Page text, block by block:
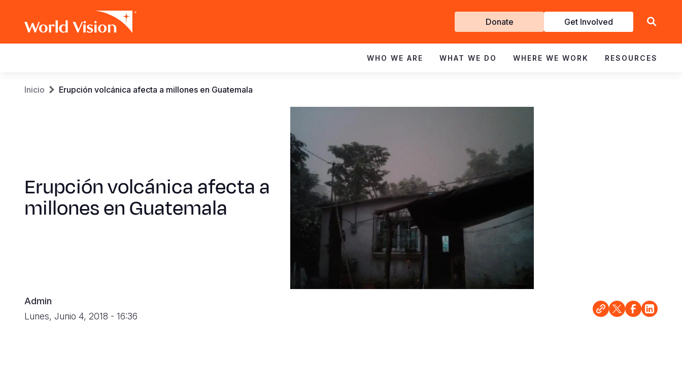
Get
Involved
Donate Get Involved
navigation
WHO WE ARE WHAT WE DO WHERE WE WORK RESOURCES
Sobrescribir
a
la
Inicio Erupción volcánica afecta a millones en Guatemala
Erupción volcánica afecta a
millones en Guatemala
Admin
Lunes, Junio 4, 2018 - 16:36